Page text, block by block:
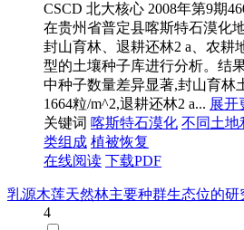
CSCD 北大核心 2008年第9期
在贵州省普定县喀斯特石漠化
封山育林、退耕还林2 a、农耕
型的土壤种子库进行分析。结
中种子数量差异显著,封山育林
1664粒/m^2,退耕还林2 a... 展开
关键词 喀斯特石漠化 不同土地
类组成 植被恢复
在线阅读 下载PDF
乳源木莲天然林主要种群生态位的研
4